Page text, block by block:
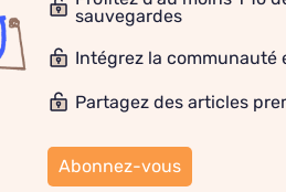
sauvegardes
Intégrez la communauté
Partagez des articles
Abonnez-vous